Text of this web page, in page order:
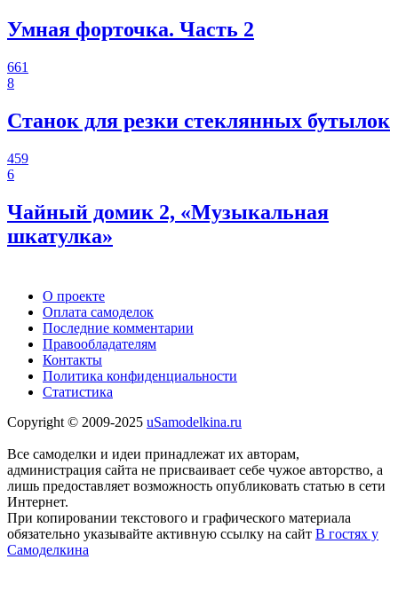
Умная форточка. Часть 2
661
8
Станок для резки стеклянных бутылок
459
6
Чайный домик 2, «Музыкальная
шкатулка»
О проекте
Оплата самоделок
Последние комментарии
Правообладателям
Контакты
Политика конфиденциальности
Статистика
Copyright © 2009-2025 uSamodelkina.ru
Все самоделки и идеи принадлежат их авторам,
администрация сайта не присваивает себе чужое авторство, а
лишь предоставляет возможность опубликовать статью в сети
Интернет.
При копировании текстового и графического материала
обязательно указывайте активную ссылку на сайт В гостях у
Самоделкина